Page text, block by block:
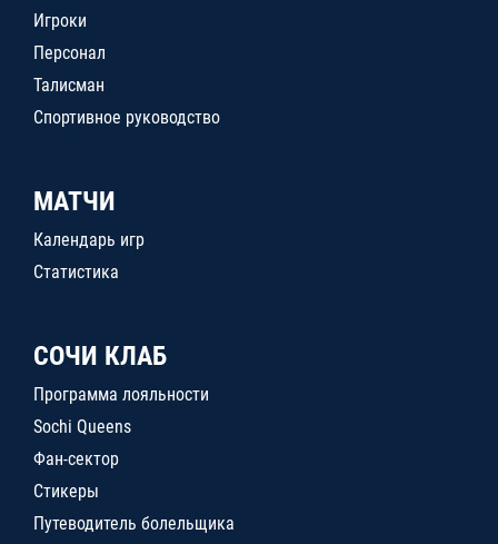
Игроки
Персонал
Талисман
Спортивное руководство
МАТЧИ
Календарь игр
Статистика
СОЧИ КЛАБ
Программа лояльности
Sochi Queens
Фан-сектор
Стикеры
Путеводитель болельщика